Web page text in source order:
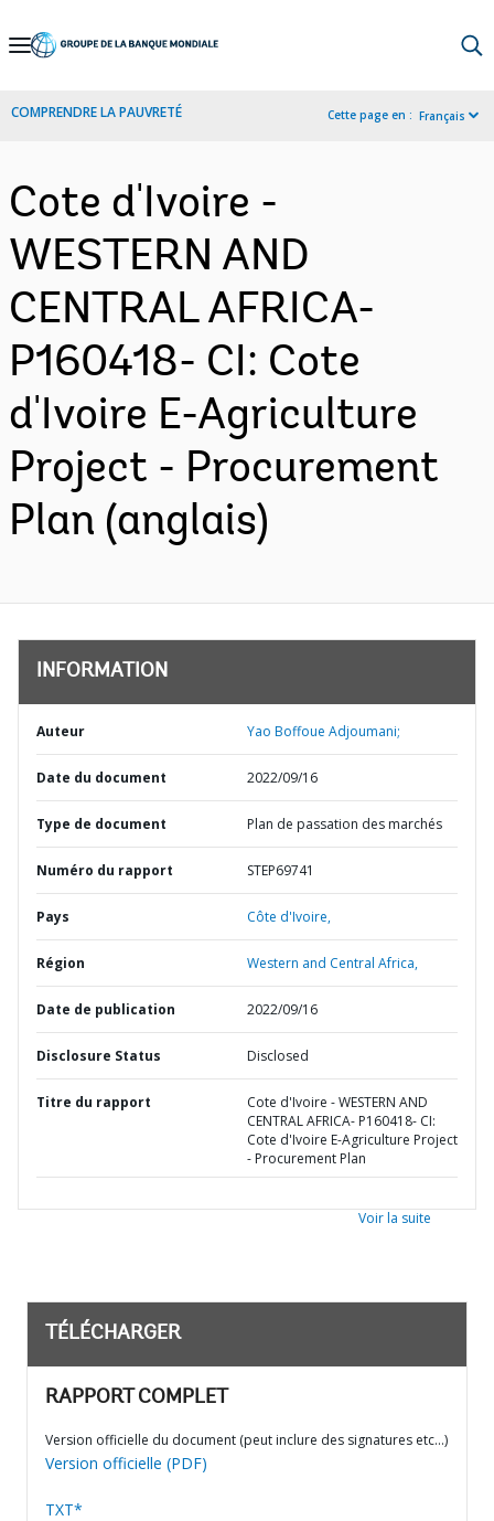
Skip
Navigation
COMPRENDRE LA PAUVRETÉ Cette page en : Français
Cote d'Ivoire -
WESTERN AND
CENTRAL AFRICA-
P160418- CI: Cote
d'Ivoire E-Agriculture
Project - Procurement
Plan (anglais)
INFORMATION
Auteur Yao Boffoue Adjoumani;
Date du document 2022/09/16
Type de document Plan de passation des marchés
Numéro du rapport STEP69741
Pays Côte d'Ivoire,
Région Western and Central Africa,
Date de publication 2022/09/16
Disclosure Status Disclosed
Titre du rapport
Cote d'Ivoire - WESTERN AND
CENTRAL AFRICA- P160418- CI:
Cote d'Ivoire E-Agriculture Project
- Procurement Plan
Voir la suite
TÉLÉCHARGER
RAPPORT COMPLET
Version officielle du document (peut inclure des signatures etc…)
Version officielle (PDF)
TXT*